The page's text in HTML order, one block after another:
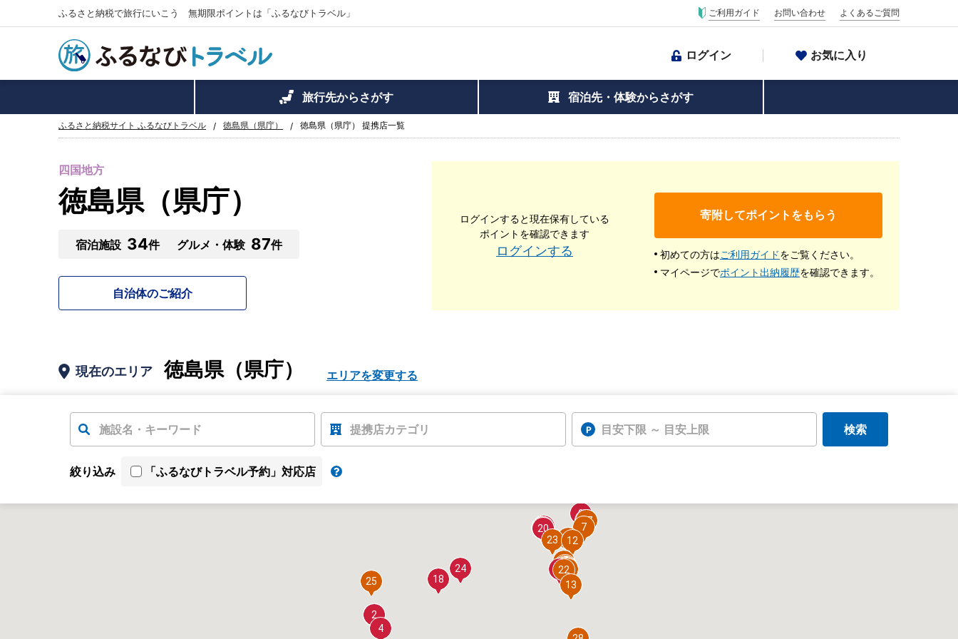
ふるさと納税で旅行にいこう 無期限ポイントは「ふるなびトラベル」 ご利用ガイド お問い合わせ よくあるご質問
ログイン お気に入り
旅行先からさがす 宿泊先・体験からさがす
ふるさと納税サイト ふるなびトラベル 徳島県（県庁） 徳島県（県庁） 提携店一覧
四国地方
徳島県（県庁）
宿泊施設 34件 グルメ・体験 87件
自治体のご紹介
ログインすると現在保有している
ポイントを確認できます
ログインする
寄附してポイントをもらう
初めての方はご利用ガイドをご覧ください。
マイページでポイント出納履歴を確認できます。
現在のエリア 徳島県（県庁） エリアを変更する
提携店カテゴリ 目安下限 ～ 目安上限
絞り込み 「ふるなびトラベル予約」対応店
検索
3
1
2
4
5
9
10
11
14
18
20
24
7
8
12
13
15
16
17
19
21
22
23
25
26
27
29
30